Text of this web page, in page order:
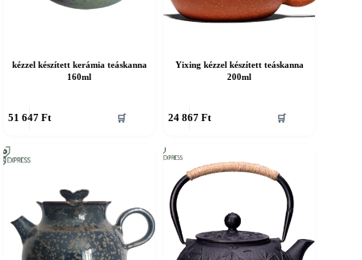
kézzel készített kerámia teáskanna
160ml
51 647 Ft 🛒
Yixing kézzel készített teáskanna
200ml
24 867 Ft 🛒